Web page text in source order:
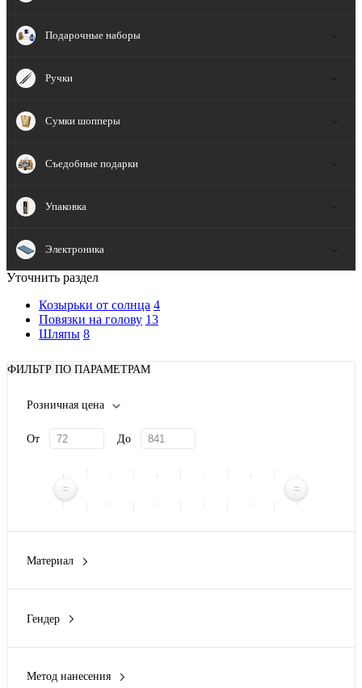
Подарочные наборы
Ручки
Сумки шопперы
Съедобные подарки
Упаковка
Электроника
Уточнить раздел
Козырьки от солнца 4
Повязки на голову 13
Шляпы 8
ФИЛЬТР ПО ПАРАМЕТРАМ
Розничная цена
От До
Материал
основной материал - солома, отделка - полииэстер
Гендер
Метод нанесения